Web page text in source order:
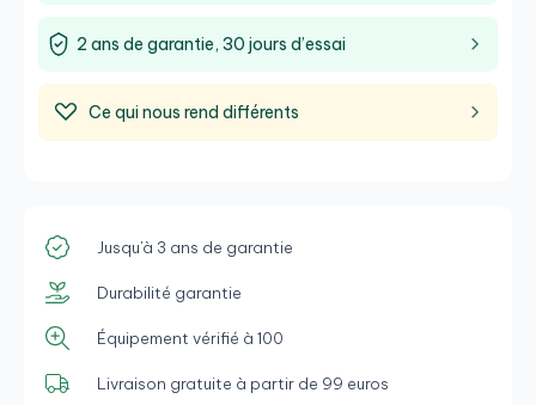
2 ans de garantie, 30 jours d’essai
Ce qui nous rend différents
Jusqu'à 3 ans de garantie
Durabilité garantie
Équipement vérifié à 100
Livraison gratuite à partir de 99 euros